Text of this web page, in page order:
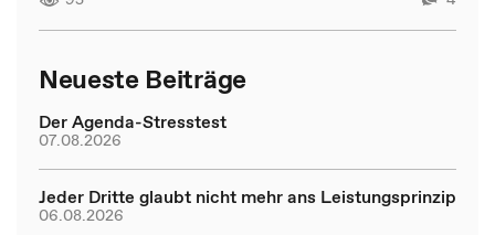
Neueste Beiträge
Der Agenda-Stresstest
07.08.2026
Jeder Dritte glaubt nicht mehr ans Leistungsprinzip
06.08.2026